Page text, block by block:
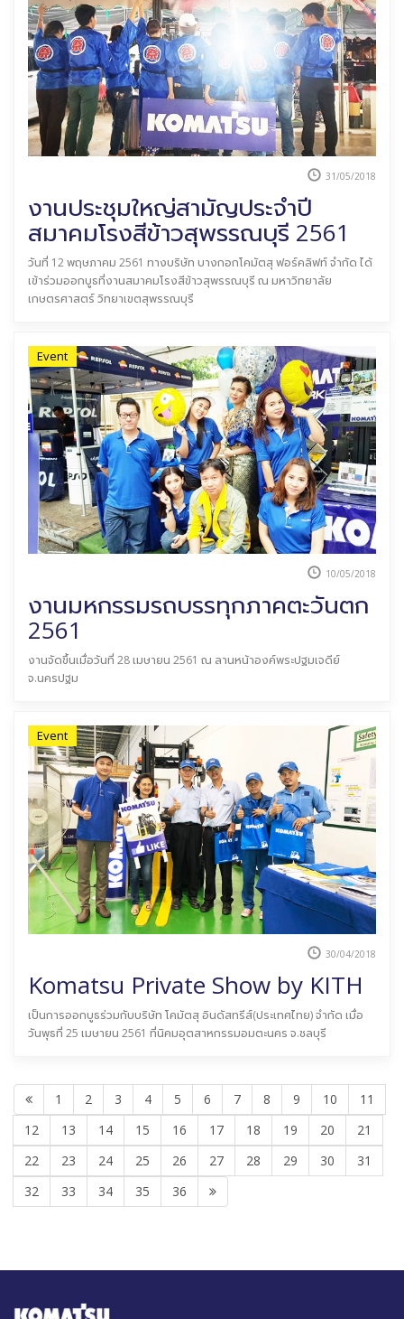
31/05/2018
งานประชุมใหญ่สามัญประจำปี
สมาคมโรงสีข้าวสุพรรณบุรี 2561
วันที่ 12 พฤษภาคม 2561 ทางบริษัท บางกอกโคมัตสุ ฟอร์คลิฟท์ จำกัด ได้
เข้าร่วมออกบูธที่งานสมาคมโรงสีข้าวสุพรรณบุรี ณ มหาวิทยาลัย
เกษตรศาสตร์ วิทยาเขตสุพรรณบุรี
Event
10/05/2018
งานมหกรรมรถบรรทุกภาคตะวันตก
2561
งานจัดขึ้นเมื่อวันที่ 28 เมษายน 2561 ณ ลานหน้าองค์พระปฐมเจดีย์
จ.นครปฐม
Event
30/04/2018
Komatsu Private Show by KITH
เป็นการออกบูธร่วมกับบริษัท โคมัตสุ อินดัสทรีส์(ประเทศไทย) จำกัด เมื่อ
วันพุธที่ 25 เมษายน 2561 ที่นิคมอุตสาหกรรมอมตะนคร จ.ชลบุรี
1 2 3 4 5 6 7 8 9 10
11
12
13 14 15 16 17 18 19 20
21
22
23 24 25 26 27 28 29 30
31
32
33 34 35 36